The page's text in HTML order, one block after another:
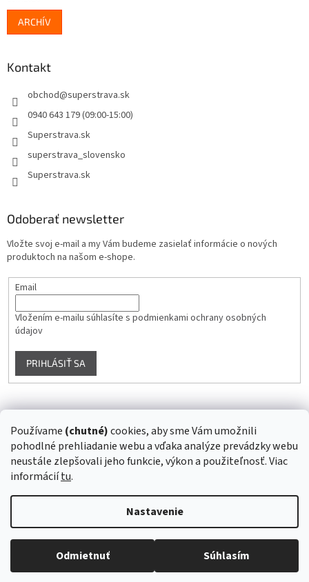
Používame (chutné)cookies, aby sme Vám umožnili
pohodlné prehliadanie webu a vďaka analýze prevádzky webu
neustále zlepšovali jeho funkcie, výkon a použiteľnosť. Viac
informáciítu.
Nastavenie
Odmietnuť Súhlasím
ARCHÍV
Kontakt
obchod@superstrava.sk
0940 643 179 (09:00-15:00)
Superstrava.sk
superstrava_slovensko
Superstrava.sk
Odoberať newsletter
Vložte svoj e-mail a my Vám budeme zasielať informácie o nových
produktoch na našom e-shope.
Email
Vložením e-mailu súhlasíte s podmienkami ochrany osobných
údajov
PRIHLÁSIŤ SA
Sledovať na Instagrame
Copyright 2026Superstrava.sk - staráme sa o Vaše zdravie....
Všetky práva vyhradené.
Upraviť nastavenie cookies